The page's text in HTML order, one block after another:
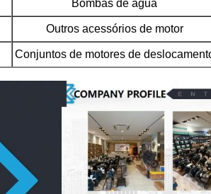
Bombas de água
Outros acessórios de motor
Conjuntos de motores de